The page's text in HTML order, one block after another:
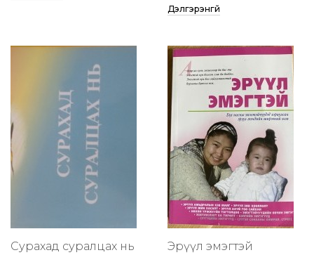
Дэлгэрэнгүй
Сурахад суралцах нь Эрүүл эмэгтэй